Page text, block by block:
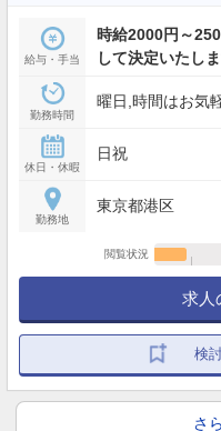
給与・手当
時給2000円～
して決定いたし
勤務時間
曜日,時間はお気
休日・休暇
日祝
勤務地
東京都港区
閲覧状況
求人
検
さ